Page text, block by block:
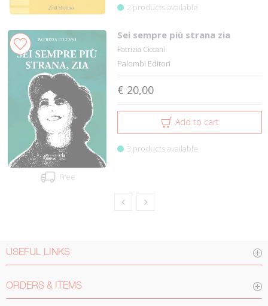
2 products available
Free
Sei sempre più strana zia
Patrizia Ciccani
Palombi Editori
€ 20,00
Add to cart
3 products available
USEFUL LINKS
ORDERS & ITEMS